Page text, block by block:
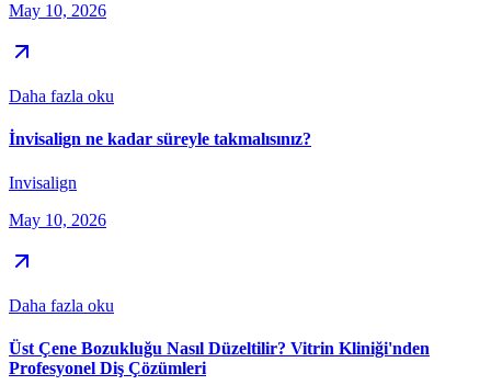
May 10, 2026
Daha fazla oku
İnvisalign ne kadar süreyle takmalısınız?
Invisalign
May 10, 2026
Daha fazla oku
Üst Çene Bozukluğu Nasıl Düzeltilir? Vitrin Kliniği'nden
Profesyonel Diş Çözümleri